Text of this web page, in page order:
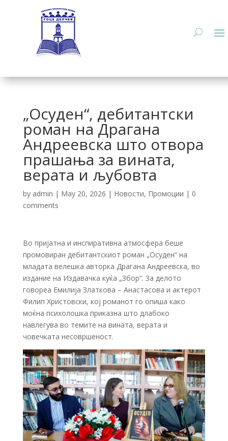
„Осуден“, дебитантски
роман на Драгана
Андреевска што отвора
прашања за вината,
верата и љубовта
by admin | May 20, 2026 | Новости, Промоции | 0
comments
Во пријатна и инспиративна атмосфера беше
промовиран дебитантскиот роман „Осуден“ на
младата велешка авторка Драгана Андреевска, во
издание на Издавачка куќа „Збор“. За делото
говореа Емилија Златкова – Анастасова и актерот
Филип Христовски, кој романот го опиша како
моќна психолошка приказна што длабоко
навлегува во темите на вината, верата и
човечката несовршеност.